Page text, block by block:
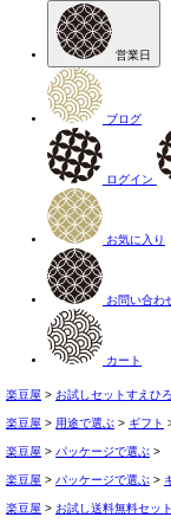
営業日
ブログ
ログイン
お気に入り
お問い合わ
カート
楽豆屋 お試しセットすえひ
楽豆屋 用途で選ぶ ギフト
楽豆屋 パッケージで選ぶ
楽豆屋 パッケージで選ぶ
楽豆屋 お試し送料無料セット